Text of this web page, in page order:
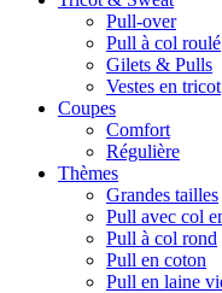
Pull-over
Pull à col roulé
Gilets & Pulls
Vestes en tricot
Coupes
Comfort
Régulière
Thèmes
Grandes tailles
Pull avec col
Pull à col rond
Pull en coton
Pull en laine